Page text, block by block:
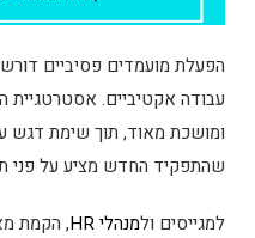
הפעלת מועמדים פסיביים
עבודה אקטיביים. אסטרטגיית
ומושכת מאוד, תוך שימת דגש על
שהתפקיד החדש מציע על פני
למגייסים ולמנהלי HR
, הקמת